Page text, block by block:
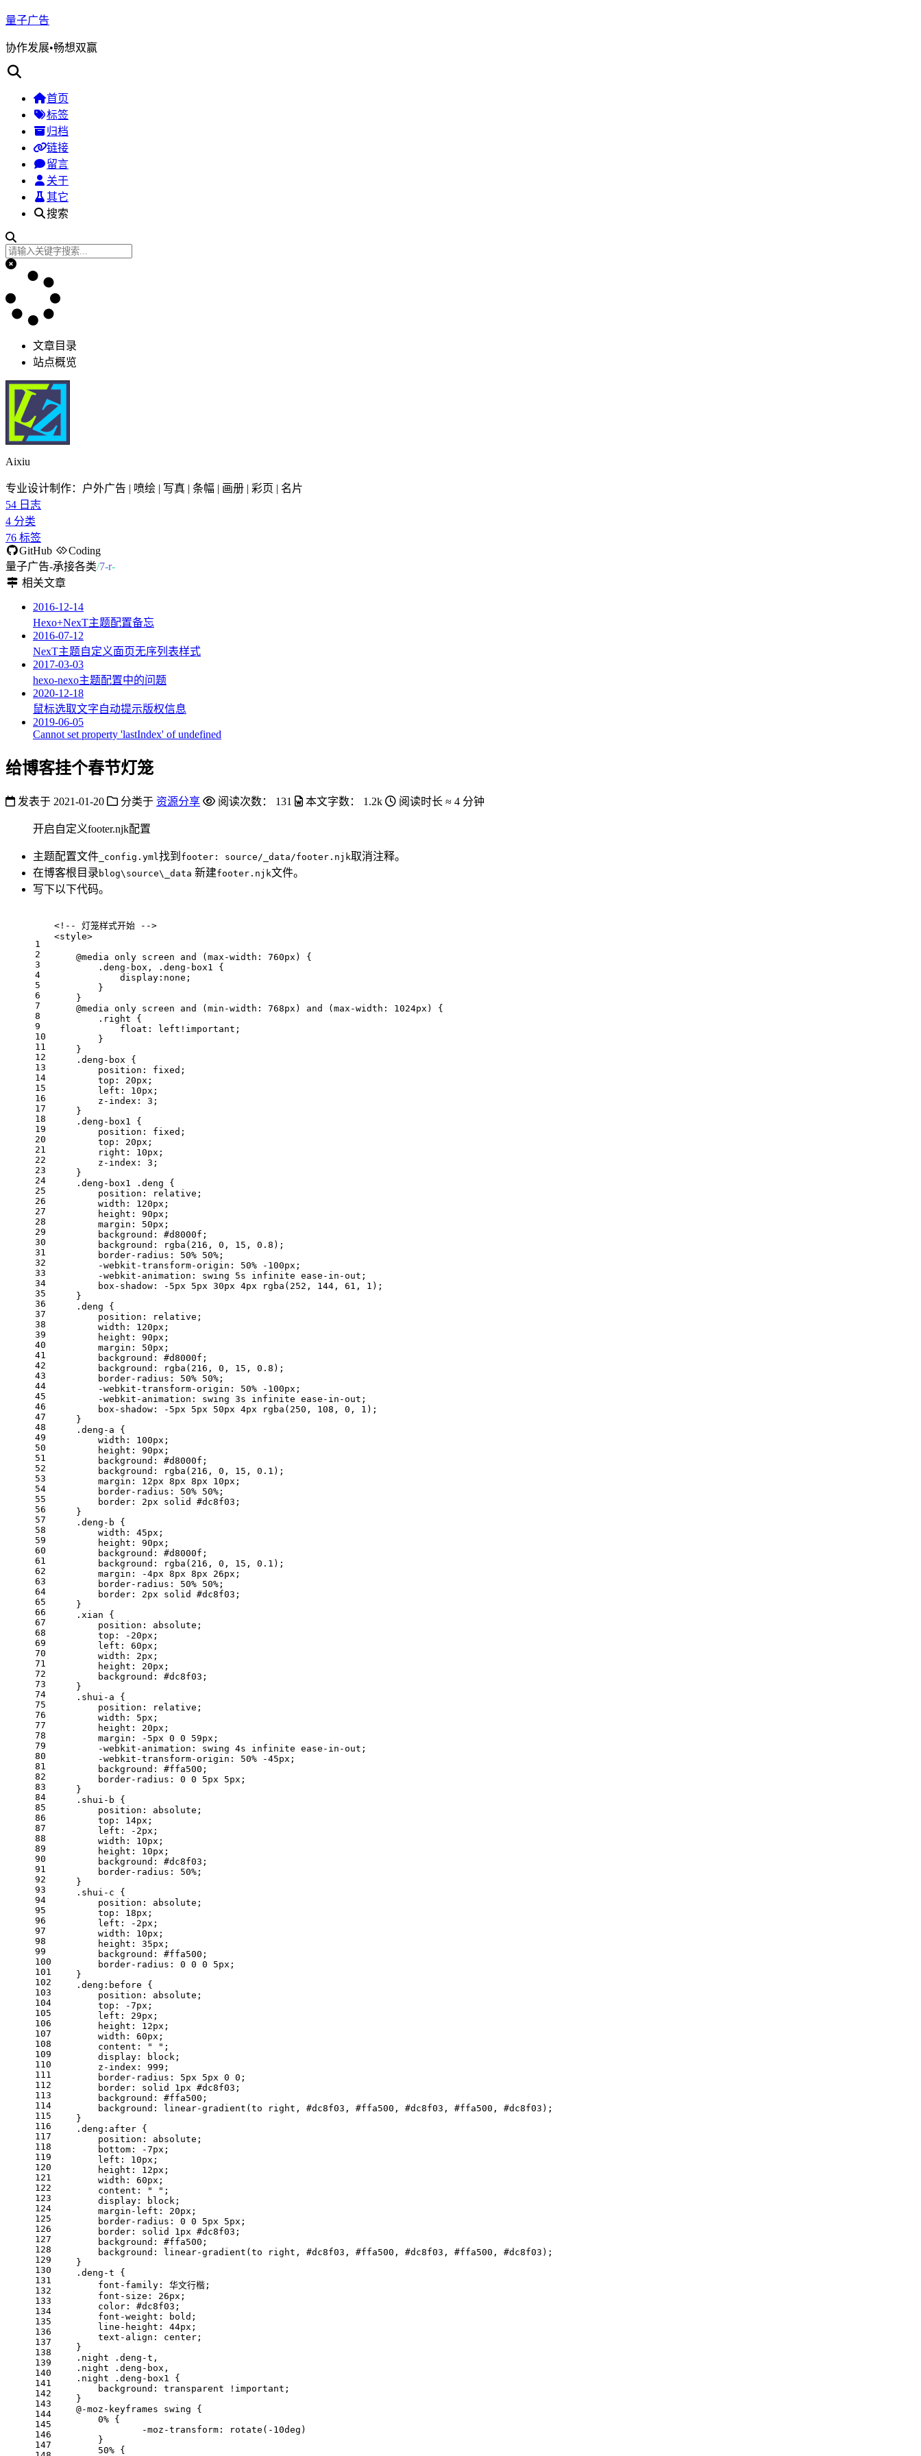
量子广告
协作发展•畅想双赢
首页
标签
归档
链接
留言
关于
其它
搜索
文章目录
站点概览
Aixiu
专业设计制作：户外广告 | 喷绘 | 写真 | 条幅 | 画册 | 彩页 | 名片
54 日志
4 分类
76 标签
GitHub
Coding
量子广告-承接各类户内外广告
相关文章
2016-12-14
Hexo+NexT主题配置备忘
2016-07-12
NexT主题自定义面页无序列表样式
2017-03-03
hexo-nexo主题配置中的问题
2020-12-18
鼠标选取文字自动提示版权信息
2019-06-05
Cannot set property 'lastIndex' of undefined
给博客挂个春节灯笼
发表于 2021-01-20 分类于 资源分享 阅读次数： 131 本文字数： 1.2k 阅读时长 ≈ 4 分钟
开启自定义footer.njk配置
主题配置文件 _config.yml 找到 footer: source/_data/footer.njk取消注释。
在博客根目录 blog\source\_data 新建footer.njk文件。
写下以下代码。
1
2
3
4
5
6
7
8
9
10
11
12
13
14
15
16
17
18
19
20
21
22
23
24
25
26
27
28
29
30
31
32
33
34
35
36
37
38
39
40
41
42
43
44
45
46
47
48
49
50
51
52
53
54
55
56
57
58
59
60
61
62
63
64
65
66
67
68
69
70
71
72
73
74
75
76
77
78
79
80
81
82
83
84
85
86
87
88
89
90
91
92
93
94
95
96
97
98
99
100
101
102
103
104
105
106
107
108
109
110
111
112
113
114
115
116
117
118
119
120
121
122
123
124
125
126
127
128
129
130
131
132
133
134
135
136
137
138
139
140
141
142
143
144
145
146
147
<!-- 灯笼样式开始 -->
<style>
@media only screen and ( max-width : 760px ) {
.deng-box , .deng-box1
{
display :none;
        }
    }
@media only screen and ( min-width : 768px ) and ( max-width : 1024px ) {
.right {
float : left !important ;
        }
    }
.deng-box {
position : fixed;
top : 20px ;
left : 10px ;
z-index : 3 ;
    }
.deng-box1
{
position : fixed;
top : 20px ;
right : 10px ;
z-index : 3 ;
    }
.deng-box1
.deng {
position : relative;
width : 120px ;
height : 90px ;
margin : 50px ;
background : #d8000f ;
background : rgba ( 216 , 0 , 15 , 0.8 );
border-radius : 50% 50% ;
        -webkit-
transform-origin : 50% - 100px ;
        -webkit-
animation : swing 5s infinite ease-in-out;
box-shadow : - 5px 5px 30px 4px rgba ( 252 , 144 , 61 , 1 );
    }
.deng {
position : relative;
width : 120px ;
height : 90px ;
margin : 50px ;
background : #d8000f ;
background : rgba ( 216 , 0 , 15 , 0.8 );
border-radius : 50% 50% ;
        -webkit-
transform-origin : 50% - 100px ;
        -webkit-
animation : swing 3s infinite ease-in-out;
box-shadow : - 5px 5px 50px 4px rgba ( 250 , 108 , 0 , 1 );
    }
.deng-a {
width : 100px ;
height : 90px ;
background : #d8000f ;
background : rgba ( 216 , 0 , 15 , 0.1 );
margin : 12px 8px 8px 10px ;
border-radius : 50% 50% ;
border : 2px solid #dc8f03 ;
    }
.deng-b {
width : 45px ;
height : 90px ;
background : #d8000f ;
background : rgba ( 216 , 0 , 15 , 0.1 );
margin : -4px 8px 8px 26px ;
border-radius : 50% 50% ;
border : 2px solid #dc8f03 ;
    }
.xian {
position : absolute;
top : - 20px ;
left : 60px ;
width : 2px ;
height : 20px ;
background : #dc8f03 ;
    }
.shui-a {
position : relative;
width : 5px ;
height : 20px ;
margin : - 5px 0 0 59px ;
        -webkit-
animation : swing 4s infinite ease-in-out;
        -webkit-
transform-origin : 50% -45px ;
background : #ffa500 ;
border-radius : 0 0 5px 5px ;
    }
.shui-b {
position : absolute;
top : 14px ;
left : - 2px ;
width : 10px ;
height : 10px ;
background : #dc8f03 ;
border-radius : 50% ;
    }
.shui-c {
position : absolute;
top : 18px ;
left : - 2px ;
width : 10px ;
height : 35px ;
background : #ffa500 ;
border-radius : 0 0 0 5px ;
    }
.deng :before {
position : absolute;
top : -7px ;
left : 29px ;
height : 12px ;
width : 60px ;
content : " " ;
display : block;
z-index : 999 ;
border-radius : 5px 5px 0 0 ;
border : solid 1px #dc8f03 ;
background : #ffa500 ;
background : linear-gradient (to right, #dc8f03 , #ffa500 , #dc8f03 , #ffa500 , #dc8f03 );
    }
.deng :after {
position : absolute;
bottom : -7px ;
left : 10px ;
height : 12px ;
width : 60px ;
content : " " ;
display : block;
margin-left : 20px ;
border-radius : 0 0 5px 5px ;
border : solid 1px #dc8f03 ;
background : #ffa500 ;
background : linear-gradient (to right, #dc8f03 , #ffa500 , #dc8f03 , #ffa500 , #dc8f03 );
    }
.deng-t {
font-family : 华文行楷;
font-size : 26px ;
color : #dc8f03 ;
font-weight : bold;
line-height : 44px ;
text-align : center;
    }
.night
.deng-t ,
.night
.deng-box ,
.night
.deng-box1
{
background : transparent !important ;
    }
@-moz-keyframes swing {
0% {
                -moz-
transform : rotate (- 10deg )
        }
50% {